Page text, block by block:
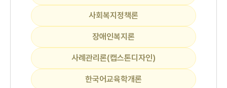
사회복지정책론
장애인복지론
사례관리론(캡스톤디자인)
한국어교육학개론